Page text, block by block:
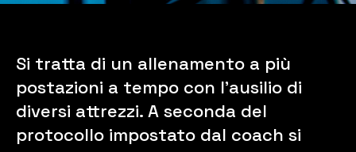
Si tratta di un allenamento a più
postazioni a tempo con l’ausilio di
diversi attrezzi. A seconda del
protocollo impostato dal coach si